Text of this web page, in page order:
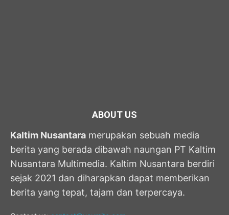
ABOUT US
Kaltim Nusantara merupakan sebuah media
berita yang berada dibawah naungan PT Kaltim
Nusantara Multimedia. Kaltim Nusantara berdiri
sejak 2021 dan diharapkan dapat memberikan
berita yang tepat, tajam dan terpercaya.